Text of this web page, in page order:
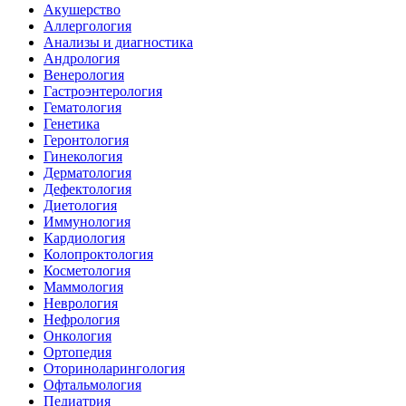
Акушерство
Аллергология
Анализы и диагностика
Андрология
Венерология
Гастроэнтерология
Гематология
Генетика
Геронтология
Гинекология
Дерматология
Дефектология
Диетология
Иммунология
Кардиология
Колопроктология
Косметология
Маммология
Неврология
Нефрология
Онкология
Ортопедия
Оториноларингология
Офтальмология
Педиатрия